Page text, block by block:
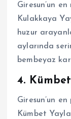
Giresun’un
Kulakkaya
huzur
aylarında
bembeyaz
4.
Giresun’un
Kümbet